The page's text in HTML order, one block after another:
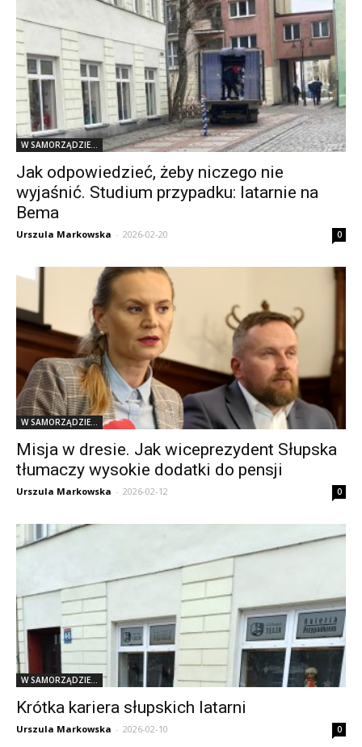
W SAMORZĄDZIE...
Jak odpowiedzieć, żeby niczego nie
wyjaśnić. Studium przypadku: latarnie na
Bema
Urszula Markowska - 2026-02-20 0
W SAMORZĄDZIE...
Misja w dresie. Jak wiceprezydent Słupska
tłumaczy wysokie dodatki do pensji
Urszula Markowska - 2026-02-12 0
W SAMORZĄDZIE...
Krótka kariera słupskich latarni
Urszula Markowska - 2026-02-10 0